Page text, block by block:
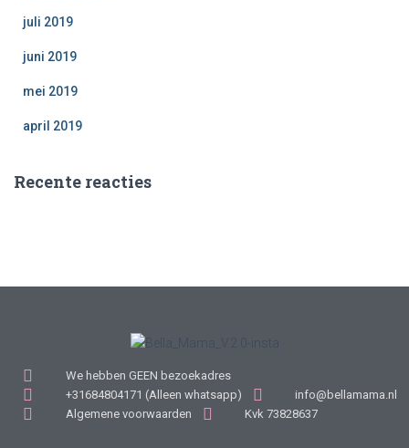
juli 2019
juni 2019
mei 2019
april 2019
Recente reacties
We hebben GEEN bezoekadres
+31684804171 (Alleen whatsapp)
info@bellamama.nl
Algemene voorwaarden
Kvk 73828637